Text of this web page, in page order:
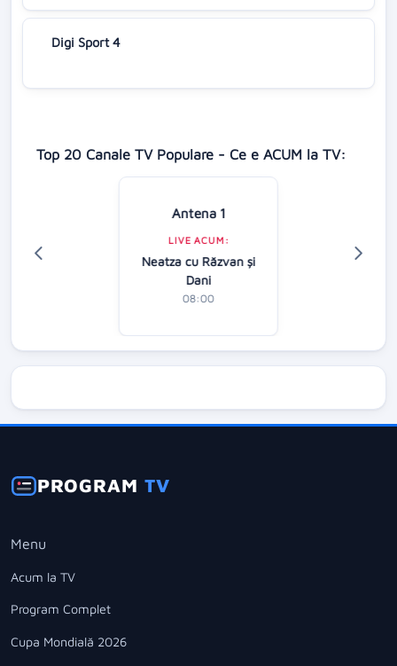
Digi Sport 4
Top 20 Canale TV Populare - Ce e ACUM la TV:
Antena 1
LIVE ACUM:
Neatza cu Răzvan şi
Dani
08:00
PROGRAMTV
Menu
Acum la TV
Program Complet
Cupa Mondială 2026